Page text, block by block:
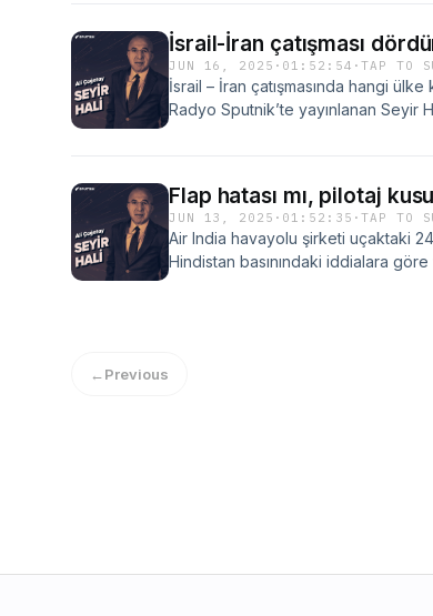
konuştu.Çağatay, şunları
uygulamalarıyla ilgili iddialarda da
İsrail-İran çatışması
JUN 16, 2025 · 01:52:54 ·TAP TO
İsrail – İran çatışmasında hangi
Radyo Sputnik’te yayınlanan Seyir
Flap hatası mı, pilotaj
JUN 13, 2025 · 01:52:35 ·TAP TO
Air India havayolu şirketi uçaktaki
Hindistan basınındaki iddialara
←Previous